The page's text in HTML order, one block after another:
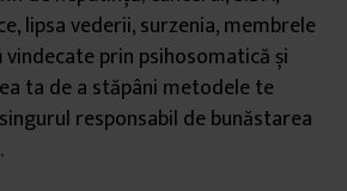
lipsa vederii, surzenia, membrele
prin psihosomatică și
ta de a stăpâni metodele te
responsabil de bunăstarea